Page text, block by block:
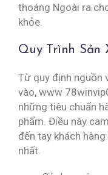
thoáng Ngoài ra
khỏe.
Quy Trình Sản
Từ quy định nguồn
vào, www
những tiêu chuẩn
phẩm. Điều này
đến tay khách
nhất.